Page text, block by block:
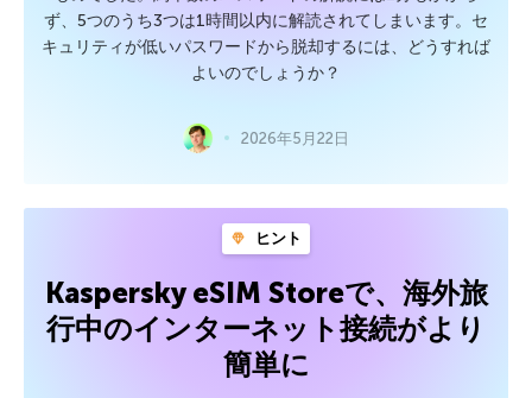
ず、5つのうち3つは1時間以内に解読されてしまいます。セ
キュリティが低いパスワードから脱却するには、どうすれば
よいのでしょうか？
2026年5月22日
ヒント
Kaspersky eSIM Storeで、海外旅
行中のインターネット接続がより
簡単に